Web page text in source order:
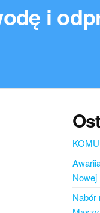
i
Nowej
Nabór